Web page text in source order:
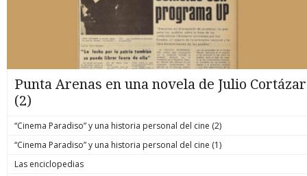
Punta Arenas en una novela de Julio Cortázar
(2)
“Cinema Paradiso” y una historia personal del cine (2)
“Cinema Paradiso” y una historia personal del cine (1)
Las enciclopedias